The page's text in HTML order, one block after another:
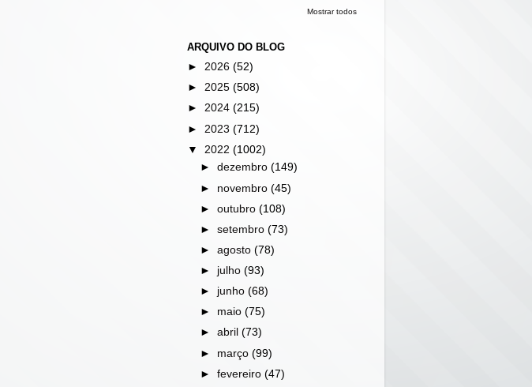
Mostrar todos
ARQUIVO DO BLOG
► 2026 (52)
► 2025 (508)
► 2024 (215)
► 2023 (712)
▼ 2022 (1002)
►dezembro(149)
► novembro(45)
►outubro(108)
►setembro(73)
►agosto(78)
► julho(93)
► junho(68)
► maio(75)
►abril(73)
► março(99)
►fevereiro(47)